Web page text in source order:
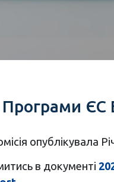
ЄС
опублікувала
в документі